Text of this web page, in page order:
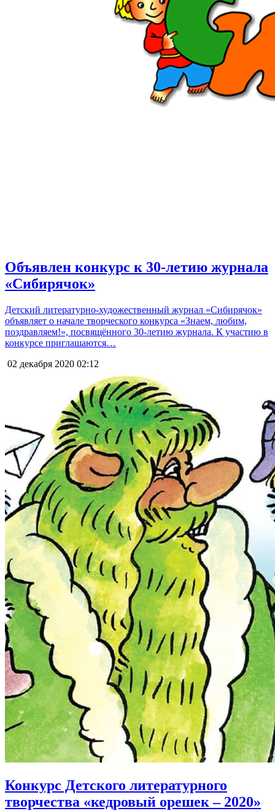
Объявлен конкурс к 30-летию журнала
«Сибирячок»
Детский литературно-художественный журнал «Сибирячок»
объявляет о начале творческого конкурса «Знаем, любим,
поздравляем!», посвящённого 30-летию журнала. К участию в
конкурсе приглашаются…
02 декабря 2020 02:12
Конкурс Детского литературного
творчества «кедровый орешек – 2020»